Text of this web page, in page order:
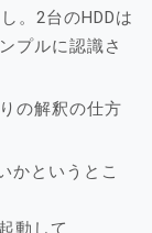
。2台のHDDは
プルに認識さ
の解釈の仕方
かというとこ
動して